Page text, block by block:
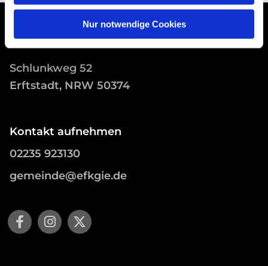
Nur notwendige Cookies
Schlunkweg 52
Erftstadt, NRW 50374
Kontakt aufnehmen
02235 923130
gemeinde@efkgie.de